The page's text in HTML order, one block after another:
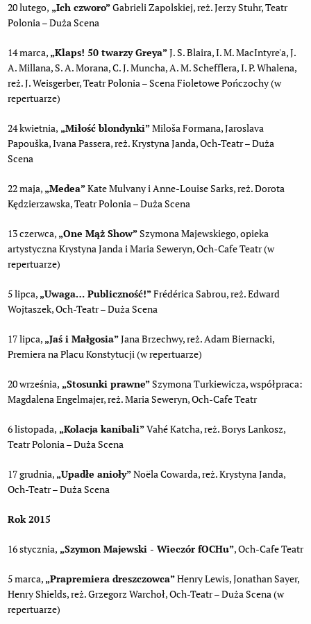
20 lutego, „Ich czworo”Gabrieli Zapolskiej, reż. Jerzy Stuhr, Teatr
Polonia – Duża Scena
14 marca, „Klaps! 50 twarzy Greya”J. S. Blaira, I. M. MacIntyre'a, J.
A. Millana, S. A. Morana, C. J. Muncha, A. M. Schefflera, I. P. Whalena,
reż. J. Weisgerber, Teatr Polonia – Scena Fioletowe Pończochy (w
repertuarze)
24 kwietnia, „Miłość blondynki”Miloša Formana, Jaroslava
Papouška, Ivana Passera, reż. Krystyna Janda, Och-Teatr – Duża
Scena
22 maja, „Medea”Kate Mulvany i Anne-Louise Sarks, reż. Dorota
Kędzierzawska, Teatr Polonia – Duża Scena
13 czerwca, „One Mąż Show”Szymona Majewskiego, opieka
artystyczna Krystyna Janda i Maria Seweryn, Och-Cafe Teatr (w
repertuarze)
5 lipca, „Uwaga… Publiczność!”Frédérica Sabrou, reż. Edward
Wojtaszek, Och-Teatr – Duża Scena
17 lipca, „Jaś i Małgosia”Jana Brzechwy, reż. Adam Biernacki,
Premiera na Placu Konstytucji (w repertuarze)
20 września, „Stosunki prawne”Szymona Turkiewicza, współpraca:
Magdalena Engelmajer, reż. Maria Seweryn, Och-Cafe Teatr
6 listopada, „Kolacja kanibali”Vahé Katcha, reż. Borys Lankosz,
Teatr Polonia – Duża Scena
17 grudnia, „Upadłe anioły”Noëla Cowarda, reż. Krystyna Janda,
Och-Teatr – Duża Scena
Rok 2015
16 stycznia, „Szymon Majewski - Wieczór fOCHu”, Och-Cafe Teatr
5 marca, „Prapremiera dreszczowca”Henry Lewis, Jonathan Sayer,
Henry Shields, reż. Grzegorz Warchoł, Och-Teatr – Duża Scena (w
repertuarze)